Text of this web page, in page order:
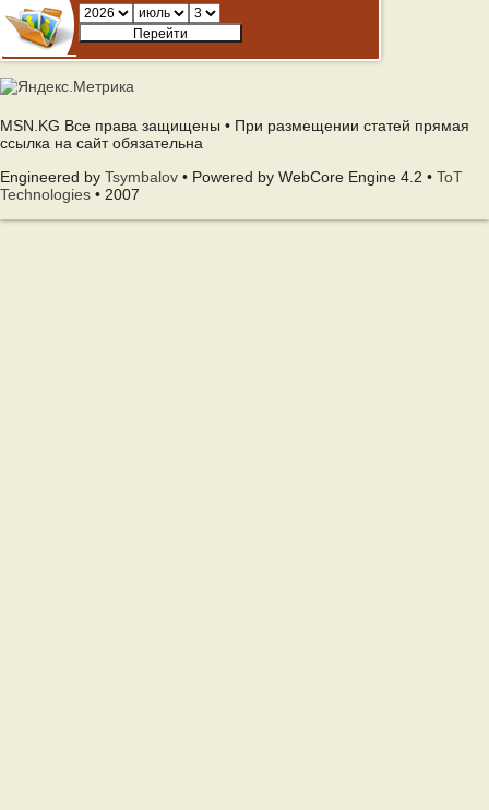
MSN.KG Все права защищены • При размещении статей прямая
ссылка на сайт обязательна
Engineered by Tsymbalov • Powered by WebCore Engine 4.2 • ToT
Technologies • 2007